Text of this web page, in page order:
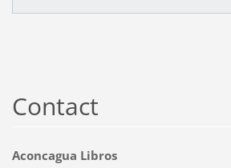
Contact
Aconcagua Libros